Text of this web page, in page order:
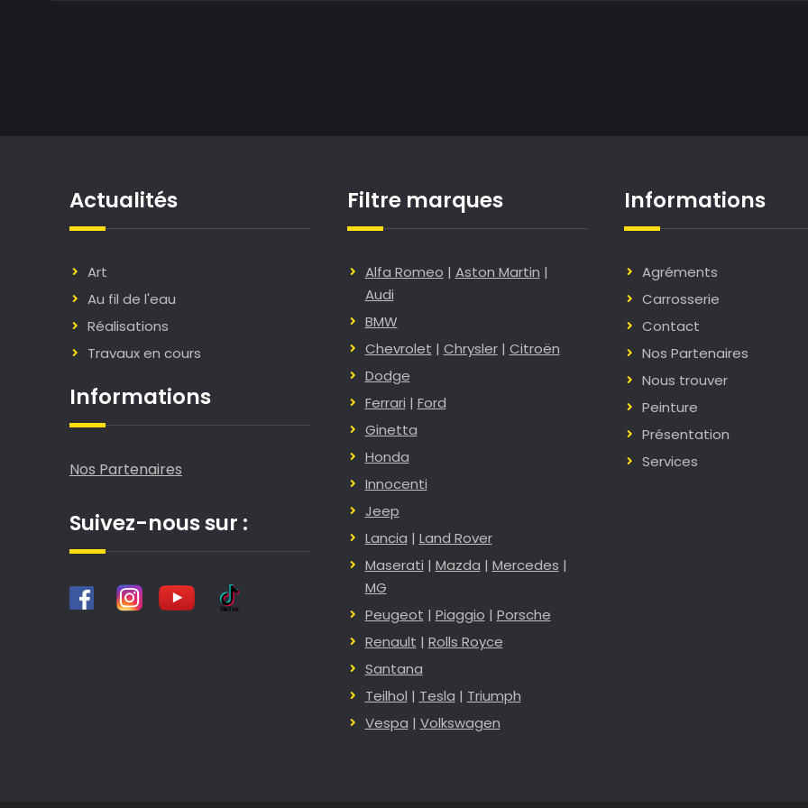
Actualités
Art
Au fil de l'eau
Réalisations
Travaux en cours
Informations
Nos Partenaires
Suivez-nous sur :
Filtre marques
Alfa Romeo | Aston Martin |
Audi
BMW
Chevrolet | Chrysler| Citroën
Dodge
Ferrari | Ford
Ginetta
Honda
Innocenti
Jeep
Lancia | Land Rover
Maserati | Mazda | Mercedes |
MG
Peugeot | Piaggio | Porsche
Renault | Rolls Royce
Santana
Teilhol | Tesla | Triumph
Vespa | Volkswagen
Informations
Agréments
Carrosserie
Contact
Nos Partenaires
Nous trouver
Peinture
Présentation
Services